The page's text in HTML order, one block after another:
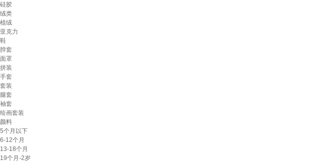
硅胶
绒类
植绒
亚克力
鞋
脖套
面罩
拼装
手套
套装
腿套
袖套
绘画套装
颜料
5个月以下
6-12个月
13-18个月
19个月-2岁